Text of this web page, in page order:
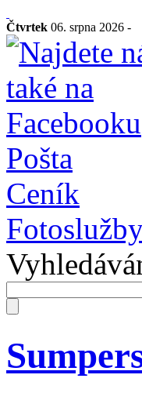
Čtvrtek 06. srpna 2026 -
Pošta
Ceník